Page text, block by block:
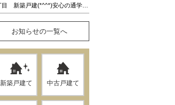
お知らせの一覧へ
新築戸建て 中古戸建て